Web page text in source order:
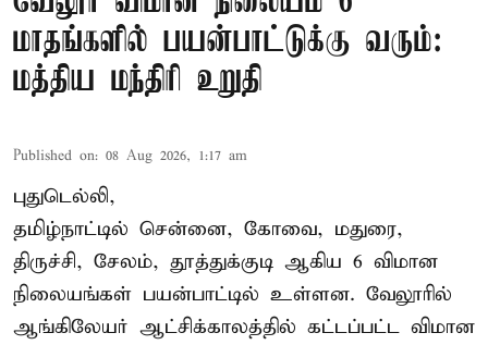
மாதங்களில் பயன்பாட்டுக்கு வரும்:
மத்திய மந்திரி உறுதி
Published on: 08 Aug 2026, 1:17 am
புதுடெல்லி,
தமிழ்நாட்டில் சென்னை, கோவை, மதுரை,
திருச்சி, சேலம், தூத்துக்குடி ஆகிய 6 விமான
நிலையங்கள் பயன்பாட்டில் உள்ளன. வேலூரில்
ஆங்கிலேயர் ஆட்சிக்காலத்தில் கட்டப்பட்ட விமான